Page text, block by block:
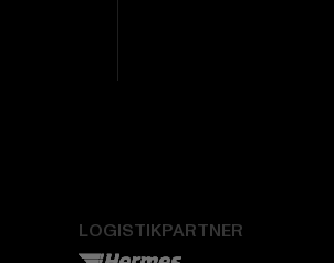
LOGISTIKPARTNER